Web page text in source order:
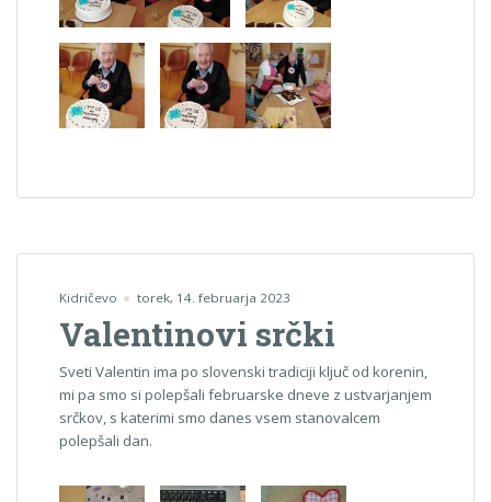
Kidričevo torek, 14. februarja 2023
Valentinovi srčki
Sveti Valentin ima po slovenski tradiciji ključ od korenin,
mi pa smo si polepšali februarske dneve z ustvarjanjem
srčkov, s katerimi smo danes vsem stanovalcem
polepšali dan.